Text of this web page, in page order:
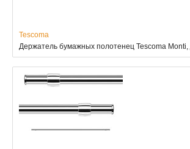
Tescoma
Держатель бумажных полотенец Tescoma Monti,